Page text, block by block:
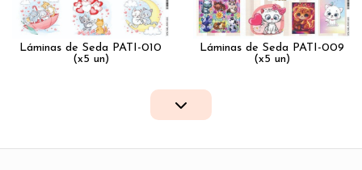
Láminas de Seda PATI-010
(x5 un)
Láminas de Seda PATI-009
(x5 un)